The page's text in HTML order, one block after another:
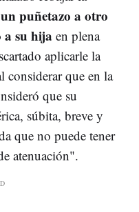
puñetazo a otro
a su hija en plena
aplicarle la
considerar que en la
que su
súbita, breve y
que no puede tener
atenuación".